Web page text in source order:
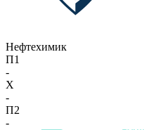
Нефтехимик
П1
-
X
-
П2
-